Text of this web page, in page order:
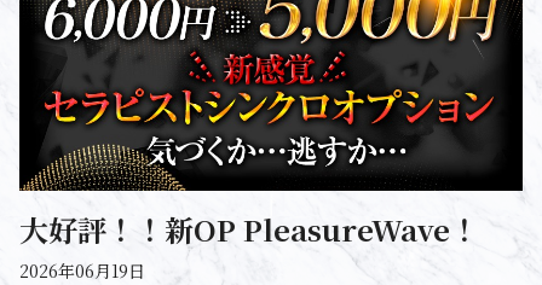
大好評！！新OP PleasureWave！
2026年06月19日